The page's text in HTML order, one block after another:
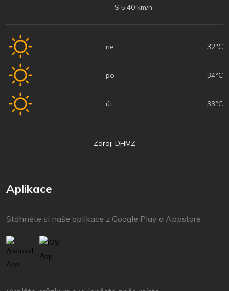
S 5,40 km/h
ne 32°C
po 34°C
út 33°C
Zdroj: DHMZ
Aplikace
Stáhněte si naše aplikace z Google Play a Appstore